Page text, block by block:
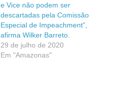
e Vice não podem ser
descartadas pela Comissão
Especial de Impeachment”,
afirma Wilker Barreto.
29 de julho de 2020
Em "Amazonas"